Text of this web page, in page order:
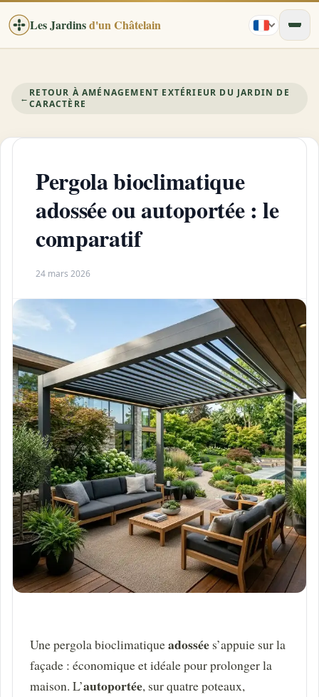
Les Jardinsd'un Châtelain
← RETOUR À AMÉNAGEMENT EXTÉRIEUR DU JARDIN DE
CARACTÈRE
Pergola bioclimatique
adossée ou autoportée : le
comparatif
24 mars 2026
Une pergola bioclimatiqueadossée s’appuie sur la
façade : économique et idéale pour prolonger la
maison. L’autoportée, sur quatre poteaux,